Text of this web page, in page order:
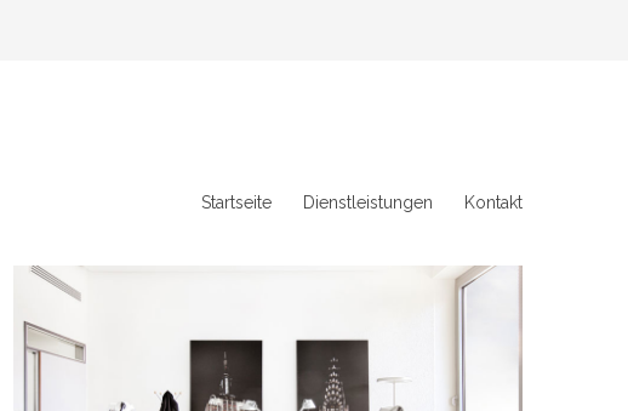
Startseite Dienstleistungen Kontakt